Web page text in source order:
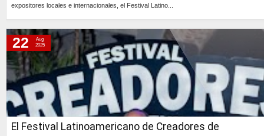
expositores locales e internacionales, el Festival Latino...
El Festival Latinoamericano de Creadores de
22
Aug
2025